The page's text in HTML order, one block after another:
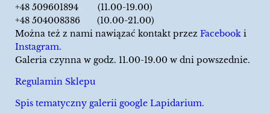
+48 509601894 (11.00-19.00)
+48 504008386 (10.00-21.00)
Można też z nami nawiązać kontakt przez Facebook i
Instagram.
Galeria czynna w godz. 11.00-19.00 w dni powszednie.
Regulamin Sklepu
Spis tematyczny galerii google Lapidarium.